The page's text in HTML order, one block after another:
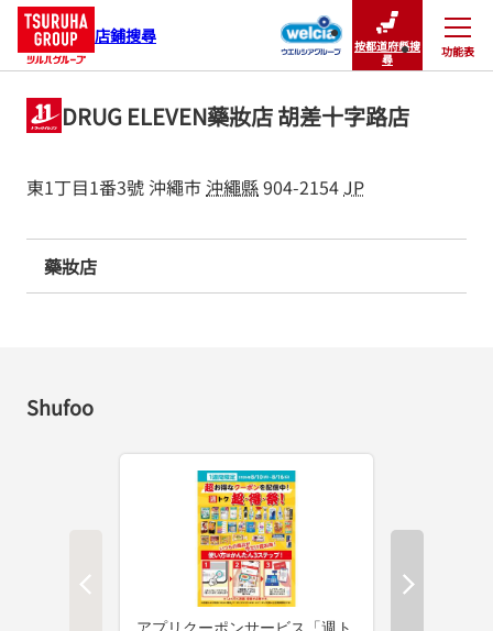
店鋪搜尋
按都道府縣搜
尋
功能表
關閉
DRUG ELEVEN藥妝店 胡差十字路店
東1丁目1番3號沖繩市沖繩縣904-2154JP
藥妝店
Shufoo